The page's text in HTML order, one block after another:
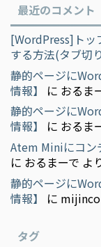
最近のコメント
[WordPress]トッ
する方法(タブ切
静的ページに
情報】
に おるま
静的ページに
情報】
に おるま
Atem Miniにコン
に おるまーで よ
静的ページに
情報】
に mijinco
タグ